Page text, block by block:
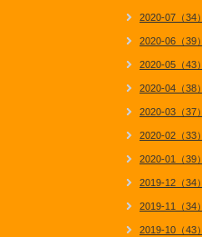
2020-07（34）
2020-06（39）
2020-05（43）
2020-04（38）
2020-03（37）
2020-02（33）
2020-01（39）
2019-12（34）
2019-11（34）
2019-10（43）